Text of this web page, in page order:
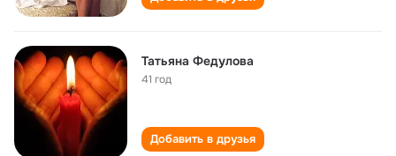
Татьяна Федулова
41 год
Добавить в друзья